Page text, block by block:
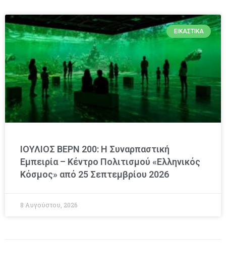
ΕΙΚΑΣΤΙΚΆ
ΙΟΥΛΙΟΣ ΒΕΡΝ 200: Η Συναρπαστική
Εμπειρία – Κέντρο Πολιτισμού «Ελληνικός
Κόσμος» από 25 Σεπτεμβρίου 2026
8 Αυγούστου, 2026